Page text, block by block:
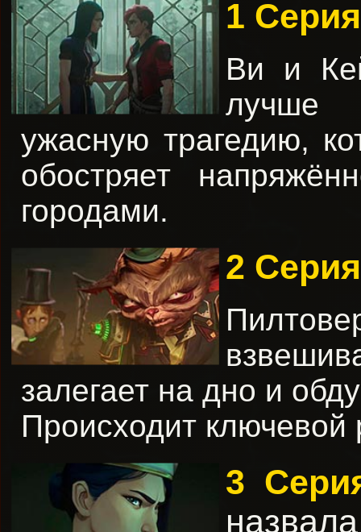
1
Ви и
лучше
ужасную трагедию,
обостряет
городами.
2
залегает на дно и
Происходит ключевой
3